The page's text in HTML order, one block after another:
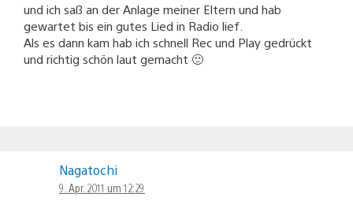
und ich saß an der Anlage meiner Eltern und hab
gewartet bis ein gutes Lied in Radio lief.
Als es dann kam hab ich schnell Rec und Play gedrückt
und richtig schön laut gemacht 🙂
Nagatochi
9. Apr. 2011 um 12:29